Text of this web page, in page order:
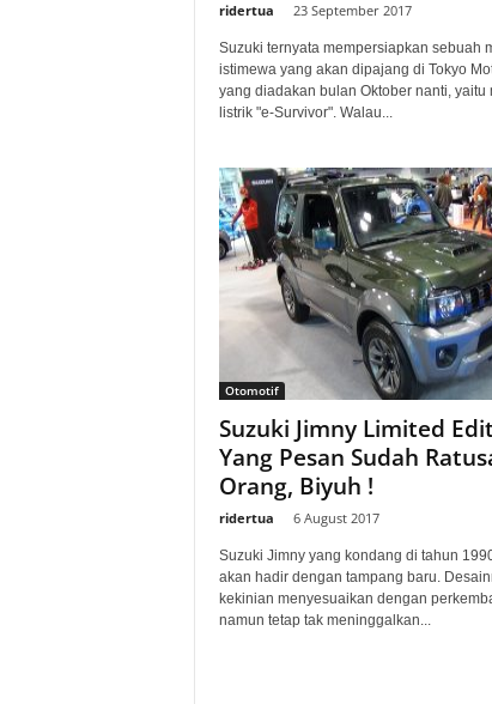
ridertua 23 September 2017
Suzuki ternyata mempersiapkan sebuah
istimewa yang akan dipajang di Tokyo
yang diadakan bulan Oktober nanti, yaitu
listrik "e-Survivor". Walau...
Otomotif
Suzuki Jimny Limited
Yang Pesan Sudah
Orang, Biyuh !
ridertua 6 August 2017
Suzuki Jimny yang kondang di tahun
akan hadir dengan tampang baru.
kekinian menyesuaikan dengan
namun tetap tak meninggalkan...